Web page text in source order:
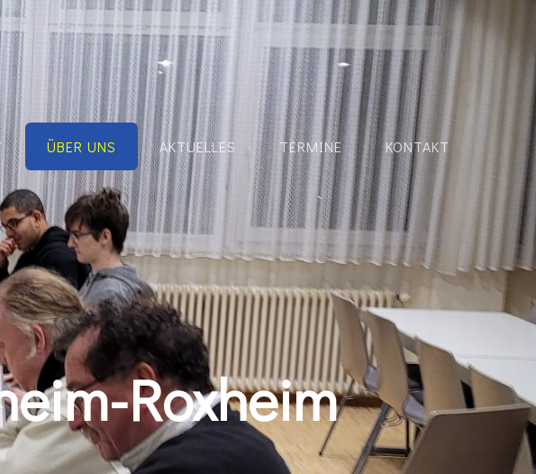
ÜBER UNS AKTUELLES TERMINE KONTAKT
Roxheim